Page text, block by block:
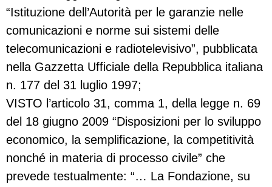
“Istituzione dell’Autorità per le garanzie nelle
comunicazioni e norme sui sistemi delle
telecomunicazioni e radiotelevisivo”, pubblicata
nella Gazzetta Ufficiale della Repubblica italiana
n. 177 del 31 luglio 1997;
VISTO l’articolo 31, comma 1, della legge n. 69
del 18 giugno 2009 “Disposizioni per lo sviluppo
economico, la semplificazione, la competitività
nonché in materia di processo civile” che
prevede testualmente: “… La Fondazione, su